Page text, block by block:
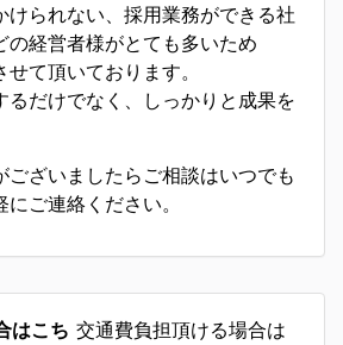
けられない、採用業務ができる社
の経営者様がとても多いため
て頂いております。
るだけでなく、しっかりと成果を
ございましたらご相談はいつでも
ご連絡ください。
はこち 交通費負担頂ける場合は